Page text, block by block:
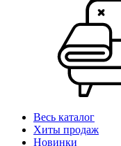
Весь каталог
Хиты продаж
Новинки